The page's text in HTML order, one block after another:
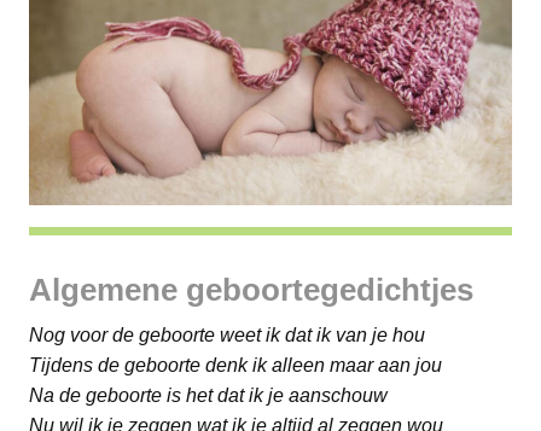
Algemene geboortegedichtjes
Nog voor de geboorte weet ik dat ik van je hou
Tijdens de geboorte denk ik alleen maar aan jou
Na de geboorte is het dat ik je aanschouw
Nu wil ik je zeggen wat ik je altijd al zeggen wou